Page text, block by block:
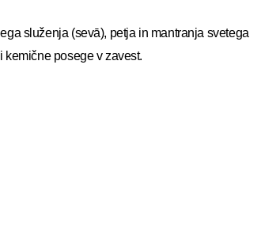
služenja (sevā), petja in mantranja svetega
kemične posege v zavest.